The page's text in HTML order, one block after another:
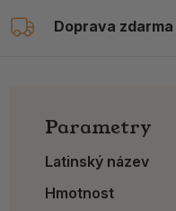
Doprava zdarma
Parametry
Latinský název
Hmotnost